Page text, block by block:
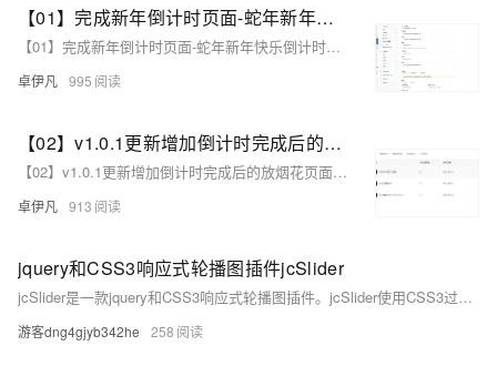
【01】完成新年倒计时页面-蛇年新年快乐倒计时领取礼物放烟花html代码优雅草科技央千澈写采用html5+div+CSS+JavaScript-优雅草卓伊凡-做一条关于新年的代码分享给你们-为了C站的分拼一下子
【01】完成新年倒计时页面-蛇年新年快乐倒计时领取礼物放烟花html代码优雅草科技央千澈写采用html5+div+CSS+JavaScript-优雅草卓伊凡-做一条关于新年的代码分享给你们-为了C站的分拼一下子
卓伊凡 995
【02】v1.0.1更新增加倒计时完成后的放烟花页面-优化播放器-优化结构目录-蛇年新年快乐倒计时领取礼物放烟花html代码优雅草科技央千澈写采用html5+div+CSS+JavaScript-优雅草卓伊凡-做一条关于新年的代码分享给你们-为了C站的分拼一下子
【02】v1.0.1更新增加倒计时完成后的放烟花页面-优化播放器-优化结构目录-蛇年新年快乐倒计时领取礼物放烟花html代码优雅草科技央千澈写采用html5+div+CSS+JavaScript-优雅草卓伊凡-做一条关于新年的代码分享给你们-为了C站的分拼一下子
卓伊凡 913
jquery和CSS3响应式轮播图插件jcSlider
jcSlider是一款jquery和CSS3响应式轮播图插件。jcSlider使用CSS3过渡动画，它可以和animate.css完美结合，生成60多种轮播图过渡动画效果。
游客dng4gjyb342he 258